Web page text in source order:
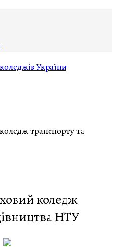
коледж
НТУ